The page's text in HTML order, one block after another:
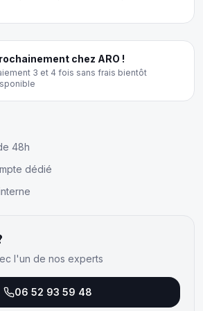
chez ARO !
3 et 4 fois sans frais bientôt
48h
dédié
l'un de nos experts
06 52 93 59 48